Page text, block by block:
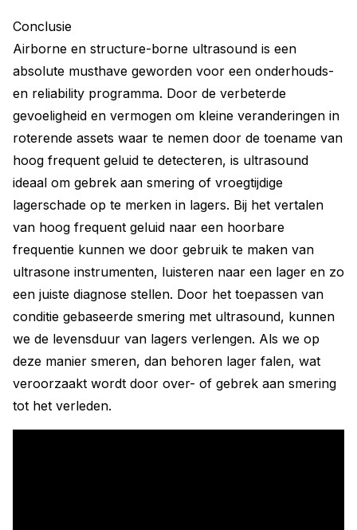
Conclusie
Airborne en structure-borne ultrasound is een
absolute musthave geworden voor een onderhouds-
en reliability programma. Door de verbeterde
gevoeligheid en vermogen om kleine veranderingen in
roterende assets waar te nemen door de toename van
hoog frequent geluid te detecteren, is ultrasound
ideaal om gebrek aan smering of vroegtijdige
lagerschade op te merken in lagers. Bij het vertalen
van hoog frequent geluid naar een hoorbare
frequentie kunnen we door gebruik te maken van
ultrasone instrumenten, luisteren naar een lager en zo
een juiste diagnose stellen. Door het toepassen van
conditie gebaseerde smering met ultrasound, kunnen
we de levensduur van lagers verlengen. Als we op
deze manier smeren, dan behoren lager falen, wat
veroorzaakt wordt door over- of gebrek aan smering
tot het verleden.